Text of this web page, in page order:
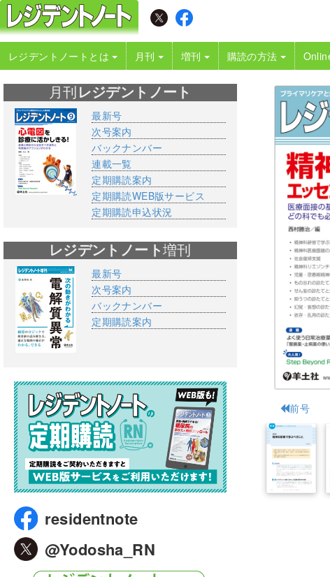
レジデントノートとは 月刊 増刊 購読の方法
前号
月刊 レジデントノート
最新号
次号案内
バックナンバー
連載一覧
定期購読案内
定期購読WEB版サービス
定期購読申込状況
レジデントノート増刊
最新号
次号案内
バックナンバー
定期購読案内
residentnote
@Yodosha_RN